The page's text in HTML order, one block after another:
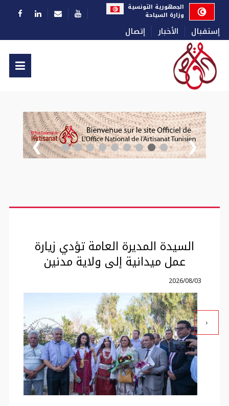
إستقبال الأخبار إتصال
اختر لغتكالجمهورية التونسية
وزارة السياحة
❮
❯
السيدة المديرة العامة تؤدي زيارة
عمل ميدانية إلى ولاية مدنين
2026/08/03
‹